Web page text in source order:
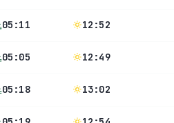
05:11 12:52
05:05 12:49
05:18 13:02